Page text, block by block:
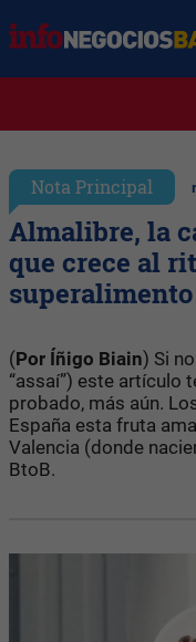
Nota Principal
Almalibre, la
que crece al
(Por Íñigo Biain) Si
“assaí”) este artículo
probado, más aún.
España esta fruta
Valencia (donde
BtoB.